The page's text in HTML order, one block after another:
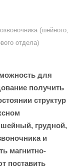
(шейного,
отдела)
для
получить
структур
грудной,
и
магнитно-
поставить